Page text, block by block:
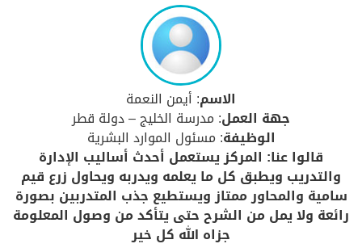
الاسم: أيمن النعمة
جهة العمل: مدرسة الخليج – دولة قطر
الوظيفة: مسئول الموارد البشرية
قالوا عنا: المركز يستعمل أحدث أساليب الإدارة
والتدريب ويطبق كل ما يعلمه ويدربه ويحاول زرع قيم
سامية والمحاور ممتاز ويستطيع جذب المتدربين بصورة
رائعة ولا يمل من الشرح حتى يتأكد من وصول المعلومة
جزاه الله كل خير